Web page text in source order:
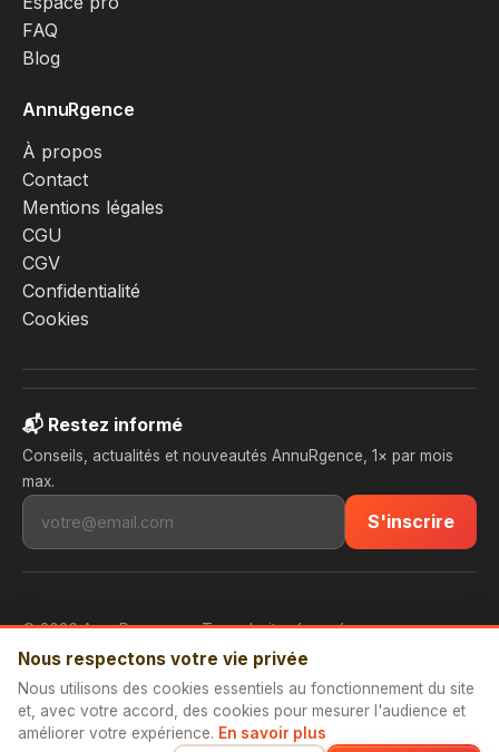
Nous respectons votre vie privée
Nous utilisons des cookies essentiels au fonctionnement du site
et, avec votre accord, des cookies pour mesurer l'audience et
améliorer votre expérience. En savoir plus
FAQ
Blog
AnnuRgence
À propos
Contact
Mentions légales
CGU
CGV
Confidentialité
Cookies
📬 Restez informé
Conseils, actualités et nouveautés AnnuRgence, 1× par mois
max.
S'inscrire
© 2026 AnnuRgence — Tous droits réservés.
📱 Installer l'application
Fait avec ❤️ en France · 3 000+ professionnels inscrits